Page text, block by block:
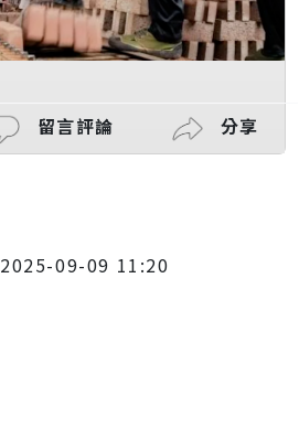
留言評論
分享
2025-09-09 11:20